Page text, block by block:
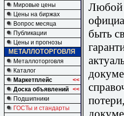
Мировые цены
Цены на биржах
Вопрос месяца
Публикации
Цены и прогнозы
МЕТАЛЛОТОРГОВЛЯ
Металлоторговля
Каталог
Маркетплейс
<<
Доска объявлений <<
Подшипники
ГОСТы и стандарты
Любой
быть